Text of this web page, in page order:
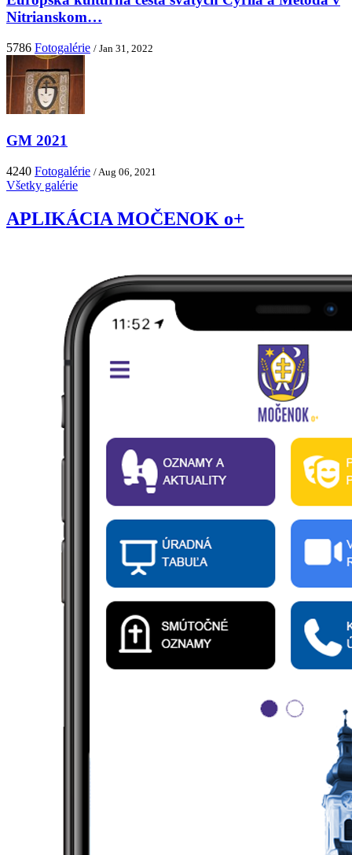
Nitrianskom…
5786 Fotogalérie / Jan 31, 2022
GM 2021
4240 Fotogalérie / Aug 06, 2021
Všetky galérie
APLIKÁCIA MOČENOK o+